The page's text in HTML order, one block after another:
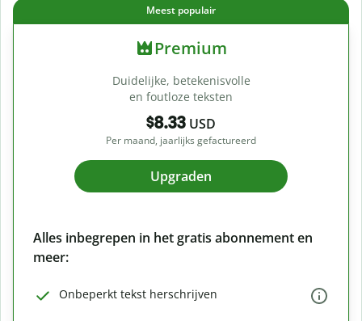
Meest populair
Premium
Duidelijke, betekenisvolle
en foutloze teksten
$8.33 USD
Per maand, jaarlijks gefactureerd
Upgraden
Alles inbegrepen in het gratis abonnement en
meer:
Onbeperkt tekst herschrijven